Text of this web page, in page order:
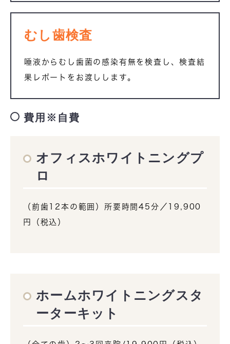
むし歯検査
唾液からむし歯菌の感染有無を検査し、検査結
果レポートをお渡しします。
費用※自費
オフィスホワイトニングプ
ロ
（前歯12本の範囲）所要時間45分／19,900
円（税込）
ホームホワイトニングスタ
ーターキット